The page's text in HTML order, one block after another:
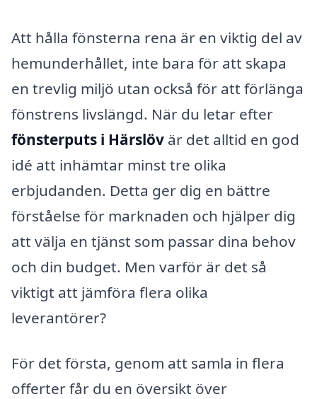
Att hålla fönsterna rena är en viktig del av
hemunderhållet, inte bara för att skapa
en trevlig miljö utan också för att förlänga
fönstrens livslängd. När du letar efter
fönsterputs i Härslöv är det alltid en god
idé att inhämtar minst tre olika
erbjudanden. Detta ger dig en bättre
förståelse för marknaden och hjälper dig
att välja en tjänst som passar dina behov
och din budget. Men varför är det så
viktigt att jämföra flera olika
leverantörer?
För det första, genom att samla in flera
offerter får du en översikt över